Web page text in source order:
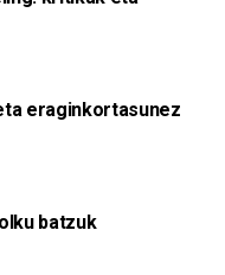
eraginkortasunez
batzuk